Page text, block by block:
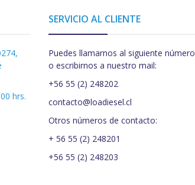
hrs.
SERVICIO AL CLIENTE
Puedes llamarnos al siguiente número
o escribirnos a nuestro mail:
+56 55 (2) 248202
contacto@loadiesel.cl
Otros números de contacto:
+ 56 55 (2) 248201
+56 55 (2) 248203